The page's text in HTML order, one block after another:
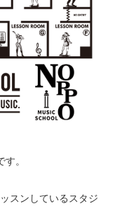
。
スンしているスタジ